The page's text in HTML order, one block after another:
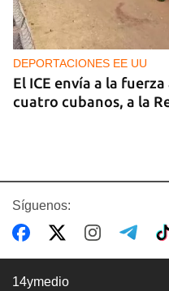
DEPORTACIONES EE UU
El ICE envía a la
cuatro cubanos, a la
Síguenos:
14ymedio